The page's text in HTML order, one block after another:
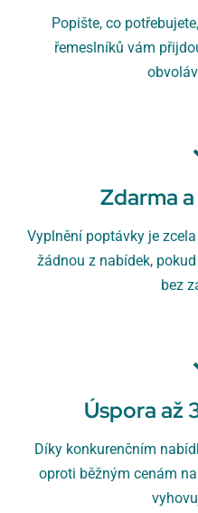
Popište, co
řemeslníků vám
Zdarma
Vyplnění poptávky je
žádnou z nabídek,
bez
Úspora až
Díky konkurenčním
oproti běžným cenám